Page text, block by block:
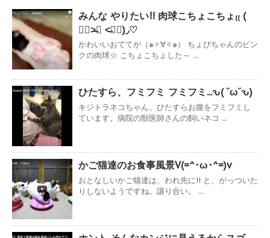
みんな やりたい!! 肉球こちょこちょ₍₍ (
๑॔˃̶◡ ˂̶๑॓)◞♡
かわいいおててが（๑✧∀✧๑） ちょびちゃんのピン
クの肉球☆ こちょこちょした～ ...
ひたすら、フミフミ フミフミ...ԅ( ˘ω˘ԅ)
キジトラネコちゃん、ひたすらお腹をフミフミし
ています。病院の獣医師さんの飼いネコ ...
かご猫達のお食事風景V(=^･ω･^=)v
おとなしいかご猫達は、われ先に!! と、がっついた
りしないようですね。譲り合い。 ...